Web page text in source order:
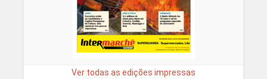
Ver todas as edições impressas